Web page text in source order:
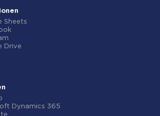
Sheets
Drive
Contacts
(ChatGPT)
Dynamics 365